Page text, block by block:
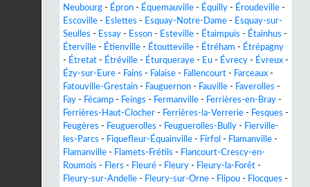
Neubourg - Épron - Équemauville - Équilly - Éroudeville -
Escoville - Eslettes - Esquay-Notre-Dame - Esquay-sur-
Seulles - Essay - Esson - Esteville - Étaimpuis - Étainhus -
Éterville - Étienville - Étoutteville - Étréham - Étrépagny
- Étretat - Étréville - Éturqueraye - Eu - Évrecy - Évreux -
Ézy-sur-Eure - Fains - Falaise - Fallencourt - Farceaux -
Fatouville-Grestain - Fauguernon - Fauville - Faverolles -
Fay - Fécamp - Feings - Fermanville - Ferrières-en-Bray -
Ferrières-Haut-Clocher - Ferrières-la-Verrerie - Fesques -
Feugères - Feuguerolles - Feuguerolles-Bully - Fierville-
les-Parcs - Fiquefleur-Équainville - Firfol - Flamanville -
Flamanville - Flamets-Frétils - Flancourt-Crescy-en-
Roumois - Flers - Fleuré - Fleury - Fleury-la-Forêt -
Fleury-sur-Andelle - Fleury-sur-Orne - Flipou - Flocques -